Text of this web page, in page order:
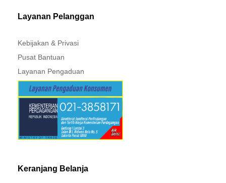
Layanan Pelanggan
Kebijakan & Privasi
Pusat Bantuan
Layanan Pengaduan
Keranjang Belanja